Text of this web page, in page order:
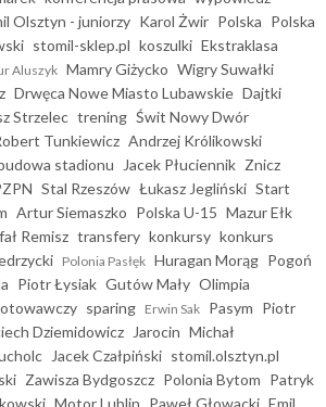
Olsztyn - juniorzy Karol Żwir Polska Polska
stomil-sklep.pl koszulki Ekstraklasa
Aluszyk Mamry Giżycko Wigry Suwałki
Drwęca Nowe Miasto Lubawskie Dajtki
Strzelec trening Świt Nowy Dwór
Tunkiewicz Andrzej Królikowski
stadionu Jacek Płuciennik Znicz
Stal Rzeszów Łukasz Jegliński Start
Artur Siemaszko Polska U-15 Mazur Ełk
Remisz transfery konkursy konkurs
Polonia Pasłęk Huragan Morąg Pogoń
Piotr Łysiak Gutów Mały Olimpia
sparing Erwin Sak Pasym Piotr
Dziemidowicz Jarocin Michał
Jacek Czałpiński stomil.olsztyn.pl
Zawisza Bydgoszcz Polonia Bytom Patryk
Motor Lublin Paweł Głowacki Emil